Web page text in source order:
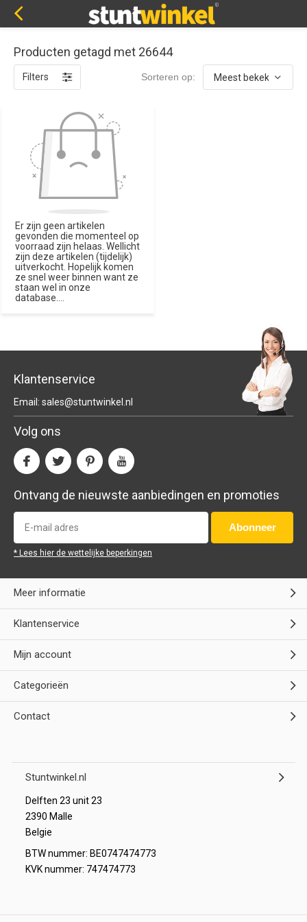
Producten getagd met 26644
Filters Sorteren op:
Er zijn geen artikelen
gevonden die momenteel op
voorraad zijn helaas. Wellicht
zijn deze artikelen (tijdelijk)
uitverkocht. Hopelijk komen
ze snel weer binnen want ze
staan wel in onze
database....
Klantenservice
Email: sales@stuntwinkel.nl
Volg ons
Ontvang de nieuwste aanbiedingen en promoties
Abonneer
* Lees hier de wettelijke beperkingen
Meer informatie
Klantenservice
Mijn account
Categorieën
Contact
Stuntwinkel.nl
Delften 23 unit 23
2390 Malle
Belgie
BTW nummer: BE0747474773
KVK nummer: 747474773